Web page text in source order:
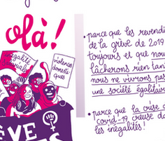
statistiques Arc Info
La Chaux-de-Fonds art